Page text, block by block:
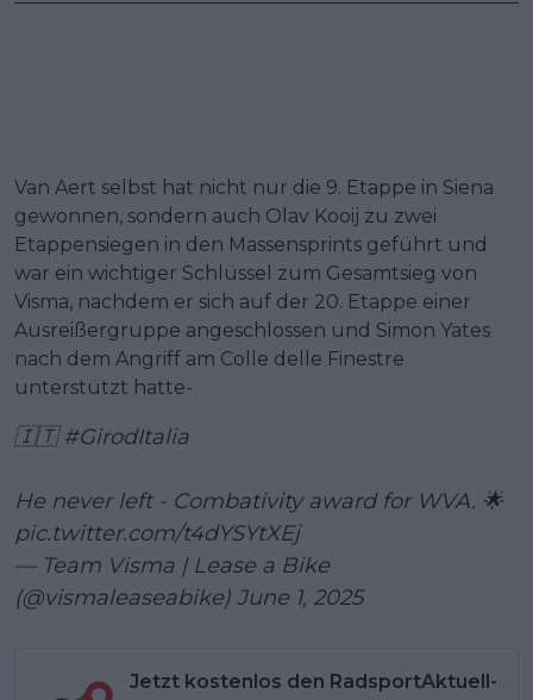
Van Aert selbst hat nicht nur die 9. Etappe in Siena
gewonnen, sondern auch Olav Kooij zu zwei
Etappensiegen in den Massensprints geführt und
war ein wichtiger Schlüssel zum Gesamtsieg von
Visma, nachdem er sich auf der 20. Etappe einer
Ausreißergruppe angeschlossen und Simon Yates
nach dem Angriff am Colle delle Finestre
unterstützt hatte-
🇮🇹#GirodItalia
He never left - Combativity award for WVA. 🌟
pic.twitter.com/t4dYSYtXEj
— Team Visma | Lease a Bike
(@vismaleaseabike) June 1, 2025
Jetzt kostenlos den RadsportAktuell-